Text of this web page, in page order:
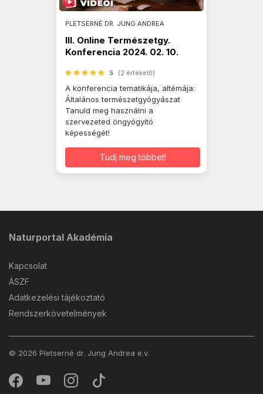
PLETSERNÉ DR. JUNG ANDREA
III. Online Természetgy.
Konferencia 2024. 02. 10.
5 (2 értékelő)
A konferencia tematikája, altémája:
Általános természetgyógyászat
Tanuld meg használni a
szervezeted öngyógyító
képességét!
Tudj meg többet!
Naturportal Akadémia
Kapcsolat
ÁSZF
Adatkezelési tájékoztató
Rendszerkövetelmények
© 2026 Pletserné dr. Jung Andrea e.v.